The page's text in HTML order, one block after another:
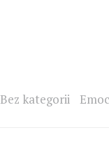
Bez kategorii